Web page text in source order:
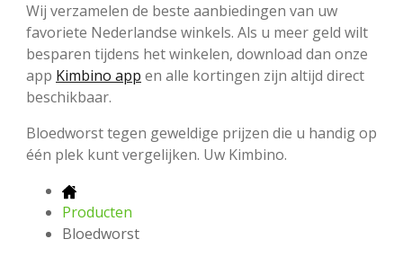
Wij verzamelen de beste aanbiedingen van uw
favoriete Nederlandse winkels. Als u meer geld wilt
besparen tijdens het winkelen, download dan onze
app Kimbino app en alle kortingen zijn altijd direct
beschikbaar.
Bloedworst tegen geweldige prijzen die u handig op
één plek kunt vergelijken. Uw Kimbino.
Producten
Bloedworst